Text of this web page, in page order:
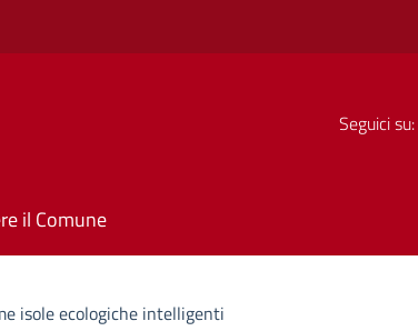
Seguici su:
il Comune
isole ecologiche intelligenti